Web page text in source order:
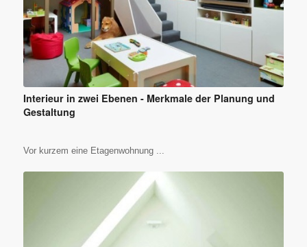
Interieur in zwei Ebenen - Merkmale der Planung und
Gestaltung
Vor kurzem eine Etagenwohnung ...